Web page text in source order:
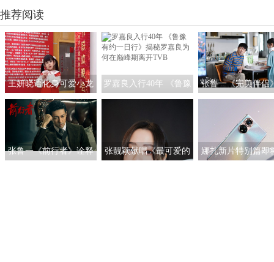
推荐阅读
王妍晓语化身可爱小龙
人亮相央视春晚
罗嘉良入行40年 《鲁豫
有约一日行》揭秘罗嘉
良为何在巅峰期离开
TVB
张鲁一《完美伴侣
启“煮夫”模式 塑造
女性的“人间理
张鲁一《前行者》诠释
张靓颖献唱《最可爱的
娜扎新片特别篇即